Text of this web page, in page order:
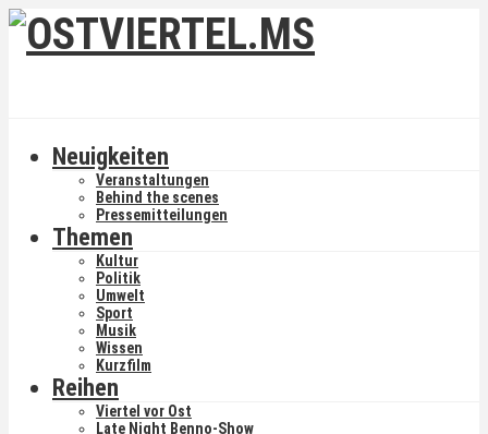
Neuigkeiten
Veranstaltungen
Behind the scenes
Pressemitteilungen
Themen
Kultur
Politik
Umwelt
Sport
Musik
Wissen
Kurzfilm
Reihen
Viertel vor Ost
Late Night Benno-Show